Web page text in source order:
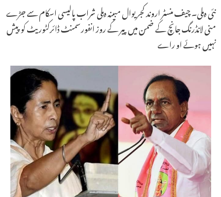
نئی دہلی۔ چیف منسٹر اروند کجریوال مبینہ دہلی شراب پالیسی اسکام سے جڑے
منی لانڈرنگ جانچ کے ضمن میں پیر کے روز انفورسمنٹ ڈائرکٹوریٹ کو پیش
نہیں ہوئے او راے